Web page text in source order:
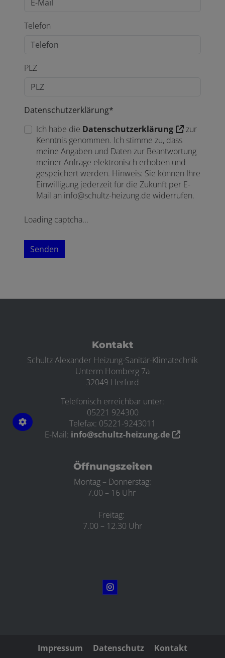
Telefon
PLZ
Datenschutzerklärung*
Ich habe die Datenschutzerklärung
zur
Kenntnis genommen. Ich stimme zu, dass
meine Angaben und Daten zur Beantwortung
meiner Anfrage elektronisch erhoben und
gespeichert werden. Hinweis: Sie können Ihre
Einwilligung jederzeit für die Zukunft per E-
Mail an info@schultz-heizung.de widerrufen.
Loading captcha...
Senden
Kontakt
Schultz Alexander Heizung-Sanitär-Klimatechnik
Unterm Homberg 7a
32049 Herford
Telefonisch erreichbar unter:
05221 924300
Telefax: 05221-9243011
E-Mail: info@schultz-heizung.de
Öffnungszeiten
Montag – Donnerstag:
7.00 – 16 Uhr
Freitag:
7.00 – 12.30 Uhr
Impressum Datenschutz Kontakt